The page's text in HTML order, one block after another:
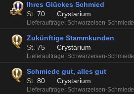
Ihres Glückes Schmied
St. 70 Crystarium
Lieferaufträge: Schwarzeisen-Schmiede
Zukünftige Stammkunden
St. 75 Crystarium
Lieferaufträge: Schwarzeisen-Schmiede
Schmiede gut, alles gut
St. 80 Crystarium
Lieferaufträge: Schwarzeisen-Schmiede